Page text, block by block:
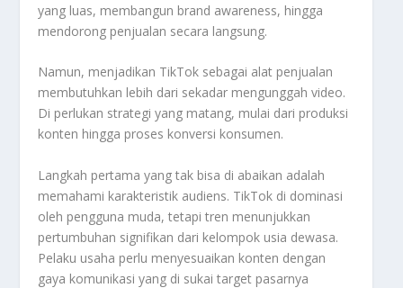
yang luas, membangun brand awareness, hingga
mendorong penjualan secara langsung.
Namun, menjadikan TikTok sebagai alat penjualan
membutuhkan lebih dari sekadar mengunggah video.
Di perlukan strategi yang matang, mulai dari produksi
konten hingga proses konversi konsumen.
Langkah pertama yang tak bisa di abaikan adalah
memahami karakteristik audiens. TikTok di dominasi
oleh pengguna muda, tetapi tren menunjukkan
pertumbuhan signifikan dari kelompok usia dewasa.
Pelaku usaha perlu menyesuaikan konten dengan
gaya komunikasi yang di sukai target pasarnya